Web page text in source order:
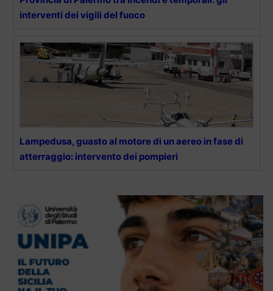
interventi dei vigili del fuoco
Lampedusa, guasto al motore di un aereo in fase di
atterraggio: intervento dei pompieri